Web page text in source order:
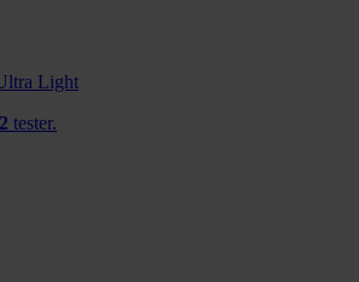
Light
2 tester.